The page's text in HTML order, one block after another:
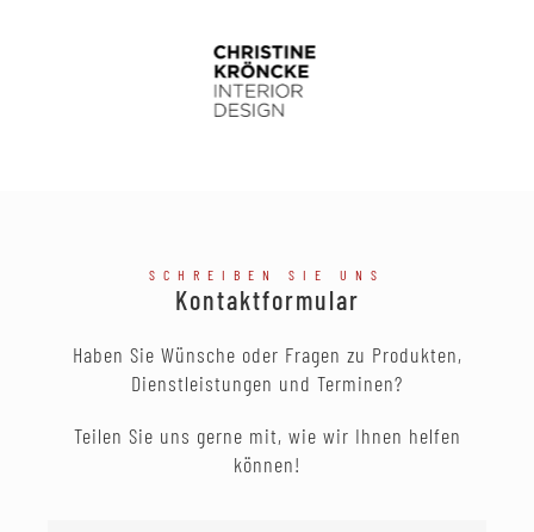
SCHREIBEN SIE UNS
Kontaktformular
Haben Sie Wünsche oder Fragen zu Produkten,
Dienstleistungen und Terminen?
Teilen Sie uns gerne mit, wie wir Ihnen helfen
können!